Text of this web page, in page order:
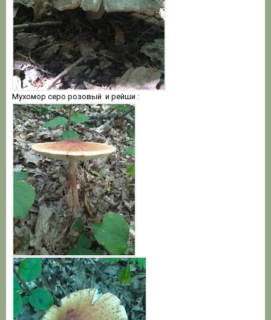
Мухомор серо розовый и рейши :